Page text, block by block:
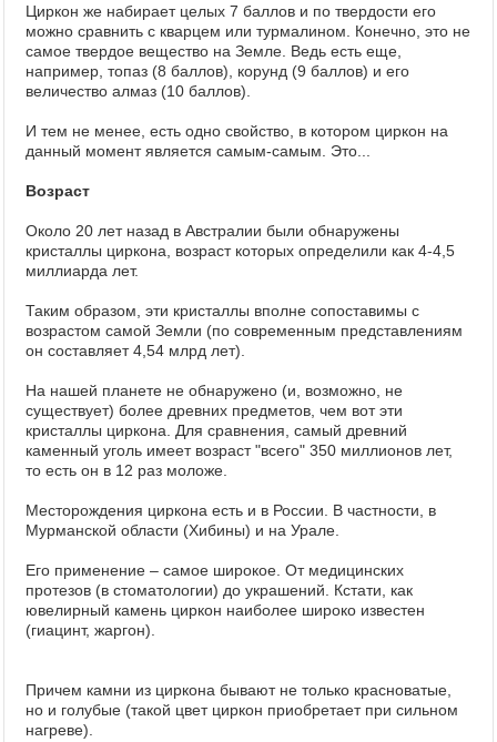
Циркон же набирает целых 7 баллов и по твердости его
можно сравнить с кварцем или турмалином. Конечно, это не
самое твердое вещество на Земле. Ведь есть еще,
например, топаз (8 баллов), корунд (9 баллов) и его
величество алмаз (10 баллов).
И тем не менее, есть одно свойство, в котором циркон на
данный момент является самым-самым. Это...
Возраст
Около 20 лет назад в Австралии были обнаружены
кристаллы циркона, возраст которых определили как 4-4,5
миллиарда лет.
Таким образом, эти кристаллы вполне сопоставимы с
возрастом самой Земли (по современным представлениям
он составляет 4,54 млрд лет).
На нашей планете не обнаружено (и, возможно, не
существует) более древних предметов, чем вот эти
кристаллы циркона. Для сравнения, самый древний
каменный уголь имеет возраст "всего" 350 миллионов лет,
то есть он в 12 раз моложе.
Месторождения циркона есть и в России. В частности, в
Мурманской области (Хибины) и на Урале.
Его применение – самое широкое. От медицинских
протезов (в стоматологии) до украшений. Кстати, как
ювелирный камень циркон наиболее широко известен
(гиацинт, жаргон).
Причем камни из циркона бывают не только красноватые,
но и голубые (такой цвет циркон приобретает при сильном
нагреве).